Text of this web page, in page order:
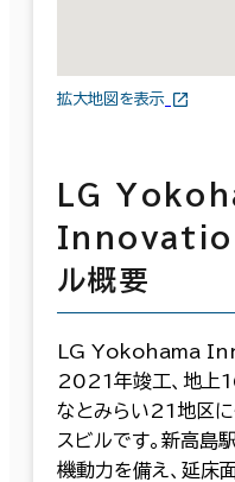
拡大地図を表示
LG
ル概要
LG Yokohama
2021年竣工、地上
なとみらい21地区に
スビルです。新高島
機動力を備え、延